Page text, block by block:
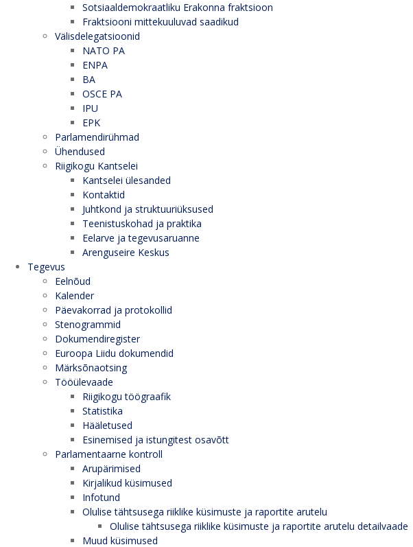
Sotsiaaldemokraatliku Erakonna fraktsioon
Fraktsiooni mittekuuluvad saadikud
Välisdelegatsioonid
NATO PA
ENPA
BA
OSCE PA
IPU
EPK
Parlamendirühmad
Ühendused
Riigikogu Kantselei
Kantselei ülesanded
Kontaktid
Juhtkond ja struktuuriüksused
Teenistuskohad ja praktika
Eelarve ja tegevusaruanne
Arenguseire Keskus
Tegevus
Eelnõud
Kalender
Päevakorrad ja protokollid
Stenogrammid
Dokumendiregister
Euroopa Liidu dokumendid
Märksõnaotsing
Tööülevaade
Riigikogu töögraafik
Statistika
Hääletused
Esinemised ja istungitest osavõtt
Parlamentaarne kontroll
Arupärimised
Kirjalikud küsimused
Infotund
Olulise tähtsusega riiklike küsimuste ja raportite arutelu
Olulise tähtsusega riiklike küsimuste ja raportite arutelu detailvaade
Muud küsimused